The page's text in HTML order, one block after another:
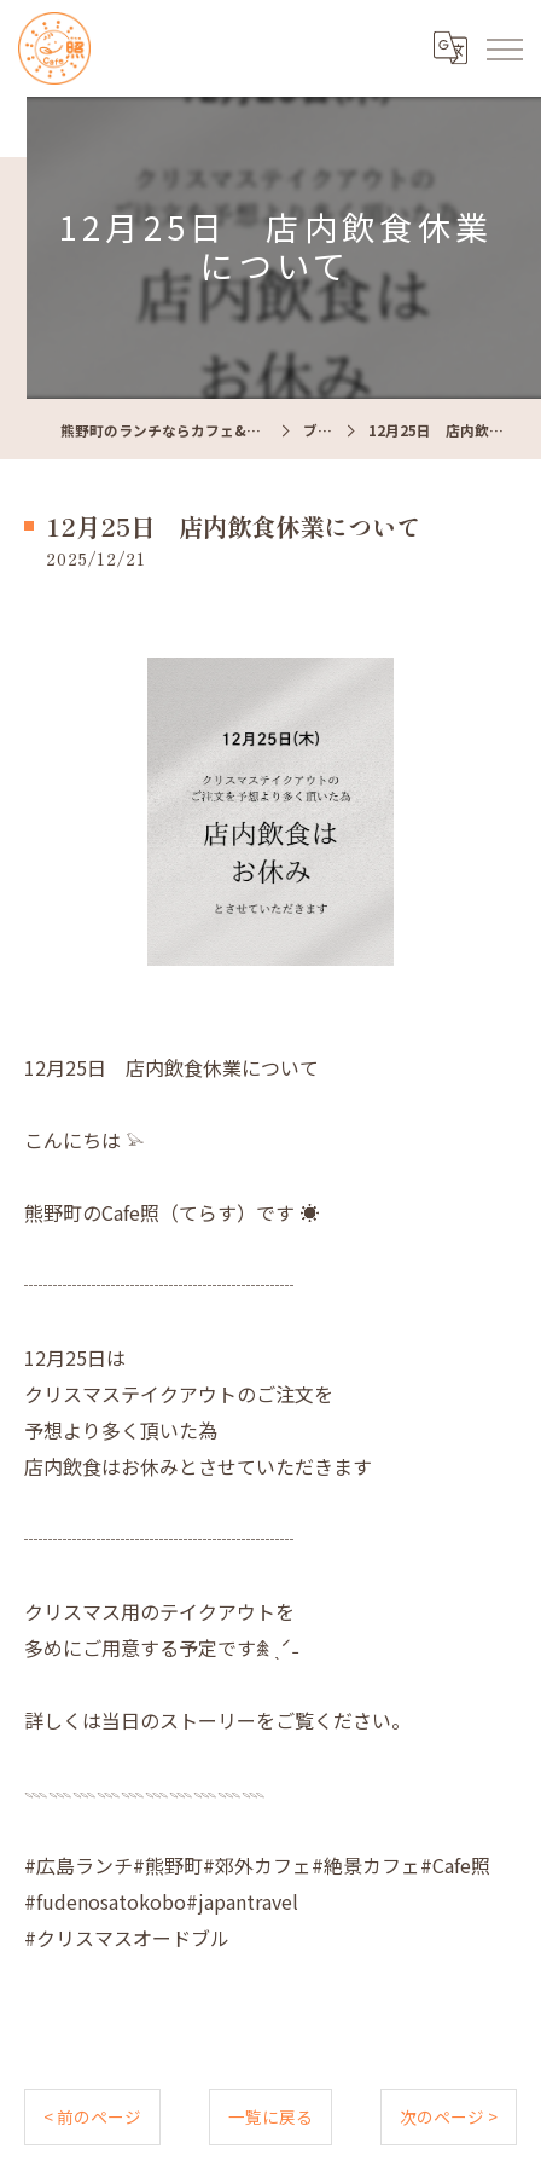
12月25日 店内飲食休業
について
熊野町のランチならカフェ&レストラン Cafe照 ブログ 12月25日 店内飲食休業について
12月25日 店内飲食休業について
2025/12/21
12月25日 店内飲食休業について
こんにちは 𓅫
熊野町のCafe照（てらす）です ☀︎
┈┈┈┈┈┈┈┈┈┈┈┈┈┈
12月25日は
クリスマステイクアウトのご注文を
予想より多く頂いた為
店内飲食はお休みとさせていただきます
┈┈┈┈┈┈┈┈┈┈┈┈┈┈
クリスマス用のテイクアウトを
多めにご用意する予定です𖠰 ˎˊ˗
詳しくは当日のストーリーをご覧ください。
𓇠𓇠𓇠𓇠𓇠𓇠𓇠𓇠𓇠𓇠
#広島ランチ#熊野町#郊外カフェ#絶景カフェ#Cafe照
#fudenosatokobo#japantravel
#クリスマスオードブル
< 前のページ 一覧に戻る 次のページ >